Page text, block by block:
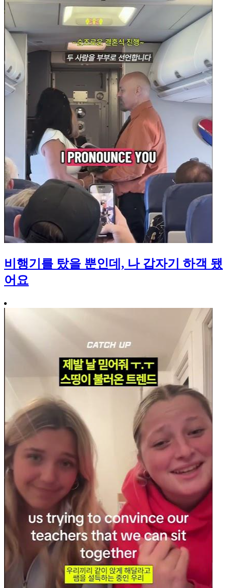
비행기를 탔을 뿐인데, 나 갑자기 하객 됐
어요